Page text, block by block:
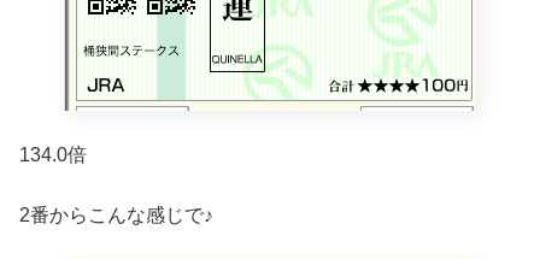
134.0倍
2番からこんな感じで♪